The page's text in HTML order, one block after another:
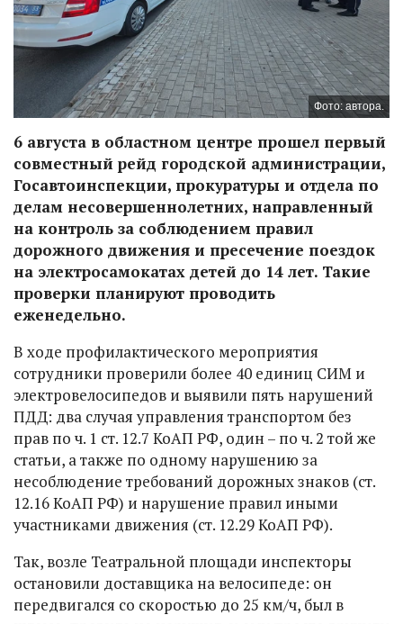
Фото: автора.
6 августа в областном центре прошел первый
совместный рейд городской администрации,
Госавтоинспекции, прокуратуры и отдела по
делам несовершеннолетних, направленный
на контроль за соблюдением правил
дорожного движения и пресечение поездок
на электросамокатах детей до 14 лет. Такие
проверки планируют проводить
еженедельно.
В ходе профилактического мероприятия
сотрудники проверили более 40 единиц СИМ и
электровелосипедов и выявили пять нарушений
ПДД: два случая управления транспортом без
прав по ч. 1 ст. 12.7 КоАП РФ, один – по ч. 2 той же
статьи, а также по одному нарушению за
несоблюдение требований дорожных знаков (ст.
12.16 КоАП РФ) и нарушение правил иными
участниками движения (ст. 12.29 КоАП РФ).
Так, возле Театральной площади инспекторы
остановили доставщика на велосипеде: он
передвигался со скоростью до 25 км/ч, был в